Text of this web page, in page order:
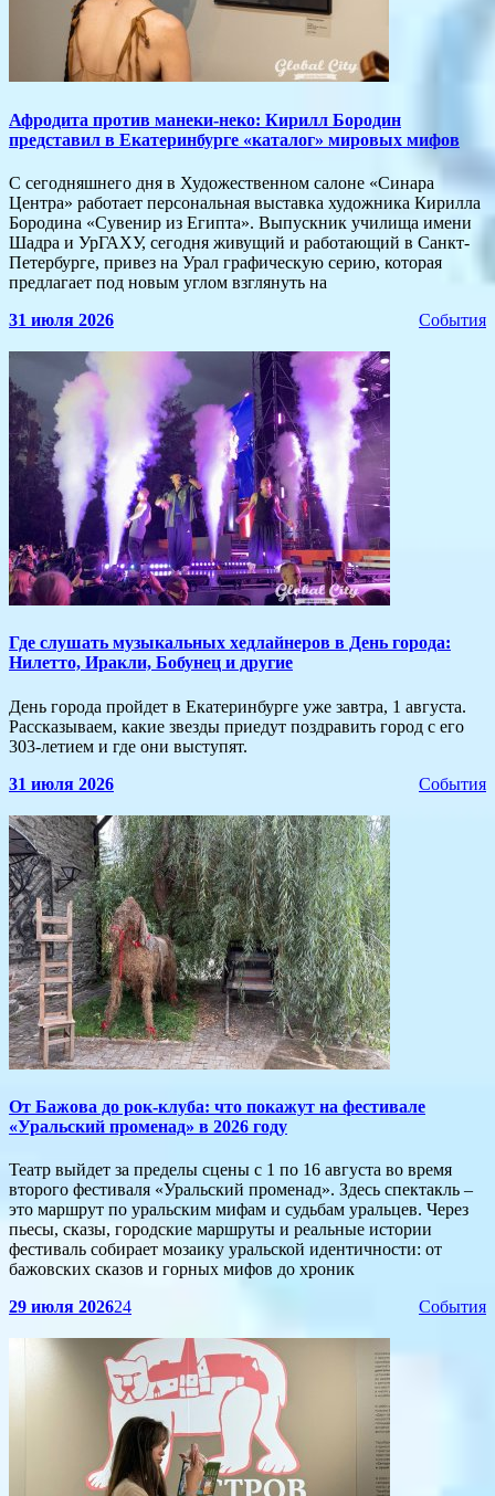
Афродита против манеки-неко: Кирилл Бородин
представил в Екатеринбурге «каталог» мировых мифов
С сегодняшнего дня в Художественном салоне «Синара
Центра» работает персональная выставка художника Кирилла
Бородина «Сувенир из Египта». Выпускник училища имени
Шадра и УрГАХУ, сегодня живущий и работающий в Санкт-
Петербурге, привез на Урал графическую серию, которая
предлагает под новым углом взглянуть на
31 июля 2026
События
​Где слушать музыкальных хедлайнеров в День города:
Нилетто, Иракли, Бобунец и другие
День города пройдет в Екатеринбурге уже завтра, 1 августа.
Рассказываем, какие звезды приедут поздравить город с его
303-летием и где они выступят.
31 июля 2026
События
От Бажова до рок‑клуба: что покажут на фестивале
«Уральский променад» в 2026 году
Театр выйдет за пределы сцены с 1 по 16 августа во время
второго фестиваля «Уральский променад». Здесь спектакль –
это маршрут по уральским мифам и судьбам уральцев. Через
пьесы, сказы, городские маршруты и реальные истории
фестиваль собирает мозаику уральской идентичности: от
бажовских сказов и горных мифов до хроник
29 июля 2026
События
24